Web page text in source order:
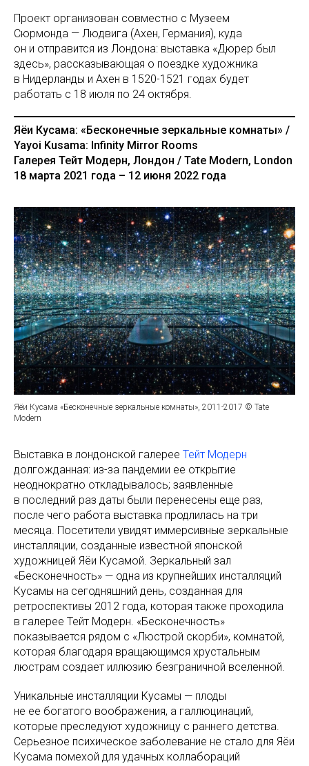
Проект организован совместно с Музеем
Сюрмонда — Людвига (Ахен, Германия), куда
он и отправится из Лондона: выставка «Дюрер был
здесь», рассказывающая о поездке художника
в Нидерланды и Ахен в 1520-1521 годах будет
работать с 18 июля по 24 октября.
Яёи Кусама: «Бесконечные зеркальные комнаты» /
Yayoi Kusama: Infinity Mirror Rooms
Галерея Тейт Модерн, Лондон / Tate Modern, London
18 марта 2021 года – 12 июня 2022 года
Яёи Кусама «Бесконечные зеркальные комнаты», 2011-2017 © Tate
Modern
Выставка в лондонской галерее Тейт Модерн
долгожданная: из-за пандемии ее открытие
неоднократно откладывалось; заявленные
в последний раз даты были перенесены еще раз,
после чего работа выставка продлилась на три
месяца. Посетители увидят иммерсивные зеркальные
инсталляции, созданные известной японской
художницей Яёи Кусамой. Зеркальный зал
«Бесконечность» — одна из крупнейших инсталляций
Кусамы на сегодняшний день, созданная для
ретроспективы 2012 года, которая также проходила
в галерее Тейт Модерн. «Бесконечность»
показывается рядом с «Люстрой скорби», комнатой,
которая благодаря вращающимся хрустальным
люстрам создает иллюзию безграничной вселенной.
Уникальные инсталляции Кусамы — плоды
не ее богатого воображения, а галлюцинаций,
которые преследуют художницу с раннего детства.
Серьезное психическое заболевание не стало для Яёи
Кусама помехой для удачных коллабораций